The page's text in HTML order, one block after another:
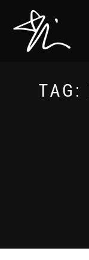
TAG: